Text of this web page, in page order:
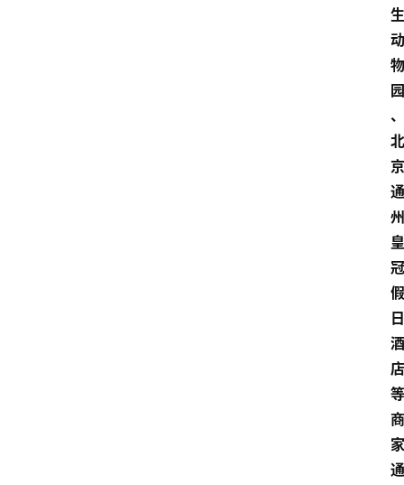
生
动
物
园
、
北
京
通
州
皇
冠
假
日
酒
店
等
商
家
通